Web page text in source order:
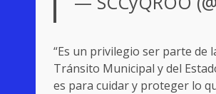
“Es un privilegio ser parte de
Tránsito Municipal y del
es para cuidar y proteger lo